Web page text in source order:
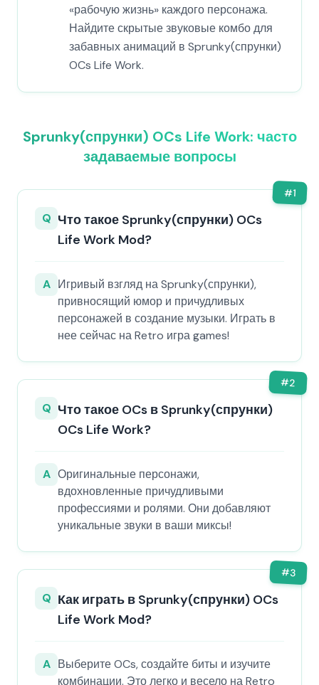
«рабочую жизнь» каждого персонажа.
Найдите скрытые звуковые комбо для
забавных анимаций в Sprunky(спрунки)
OCs Life Work.
Sprunky(спрунки) OCs Life Work: часто
задаваемые вопросы
#1
Q Что такое Sprunky(спрунки) OCs
Life Work Mod?
A Игривый взгляд на Sprunky(спрунки),
привносящий юмор и причудливых
персонажей в создание музыки. Играть в
нее сейчас на Retro игра games!
#2
Q Что такое OCs в Sprunky(спрунки)
OCs Life Work?
A Оригинальные персонажи,
вдохновленные причудливыми
профессиями и ролями. Они добавляют
уникальные звуки в ваши миксы!
#3
Q Как играть в Sprunky(спрунки) OCs
Life Work Mod?
A Выберите OCs, создайте биты и изучите
комбинации. Это легко и весело на Retro